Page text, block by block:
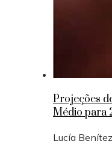
Projeções
Médio para
Lucía Benítez